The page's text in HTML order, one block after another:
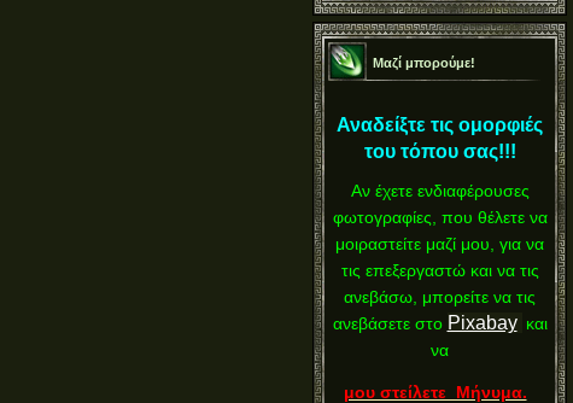
Μαζί μπορούμε!
Αναδείξτε τις ομορφιές
του τόπου σας!!!
Αν έχετε ενδιαφέρουσες
φωτογραφίες, που θέλετε να
μοιραστείτε μαζί μου, για να
τις επεξεργαστώ και να τις
ανεβάσω, μπορείτε να τις
ανεβάσετε στο Pixabay και
να
μου στείλετε Μήνυμα.